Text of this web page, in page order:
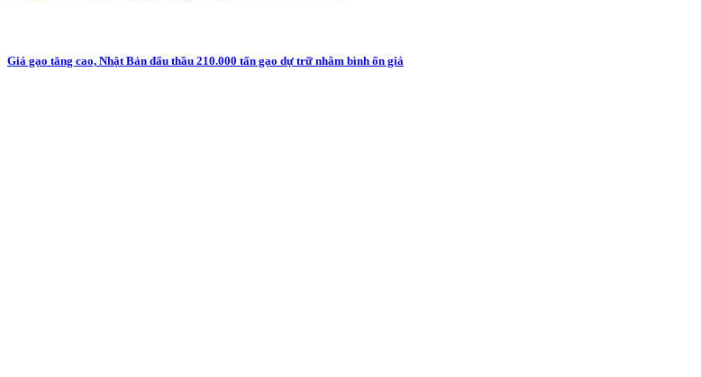
Giá gạo tăng cao, Nhật Bản đấu thầu 210.000 tấn gạo dự trữ nhằm bình ổn giá